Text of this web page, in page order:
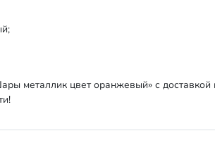
металлик цвет оранжевый» с